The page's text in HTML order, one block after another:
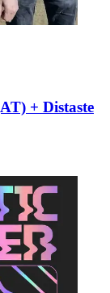
+ Distaste